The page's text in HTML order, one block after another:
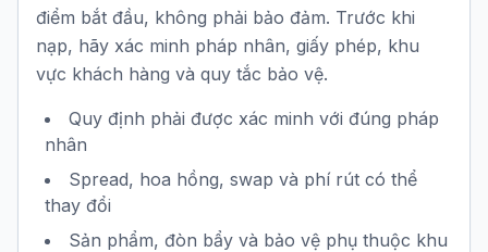
điểm bắt đầu, không phải bảo đảm. Trước khi
nạp, hãy xác minh pháp nhân, giấy phép, khu
vực khách hàng và quy tắc bảo vệ.
Quy định phải được xác minh với đúng pháp
nhân
Spread, hoa hồng, swap và phí rút có thể
thay đổi
Sản phẩm, đòn bẩy và bảo vệ phụ thuộc khu